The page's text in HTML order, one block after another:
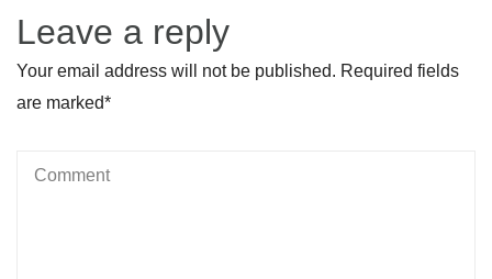
Leave a reply
Your email address will not be published. Required fields
are marked*